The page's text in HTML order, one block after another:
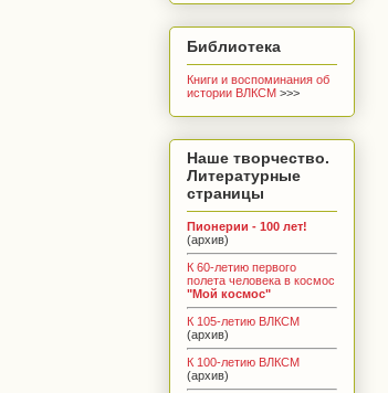
Библиотека
Книги и воспоминания об
истории ВЛКСМ >>>
Наше творчество.
Литературные
страницы
Пионерии - 100 лет!
(архив)
К 60-летию первого
полета человека в космос
"Мой космос"
К 105-летию ВЛКСМ
(архив)
К 100-летию ВЛКСМ
(архив)